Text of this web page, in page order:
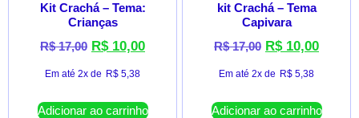
Kit Crachá – Tema:
Crianças
R$17,00 R$10,00
Em até 2x de R$ 5,38
Adicionar ao carrinho
kit Crachá – Tema
Capivara
R$17,00 R$10,00
Em até 2x de R$ 5,38
Adicionar ao carrinho